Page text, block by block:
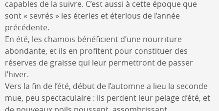
capables de la suivre. C’est aussi à cette époque que
sont « sevrés » les éterles et éterlous de l’année
précédente.
En été, les chamois bénéficient d’une nourriture
abondante, et ils en profitent pour constituer des
réserves de graisse qui leur permettront de passer
l’hiver.
Vers la fin de l’été, début de l’automne a lieu la seconde
mue, peu spectaculaire : ils perdent leur pelage d’été, et